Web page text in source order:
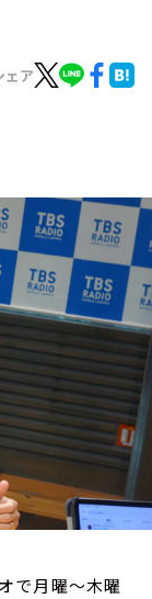
ェア
で月曜～木曜